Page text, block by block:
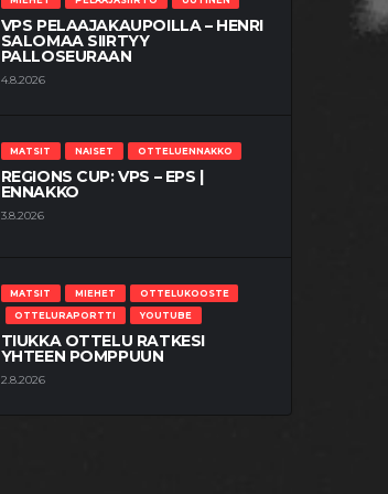
VPS PELAAJAKAUPOILLA – HENRI
SALOMAA SIIRTYY
PALLOSEURAAN
4.8.2026
MATSIT NAISET OTTELUENNAKKO
REGIONS CUP: VPS – EPS |
ENNAKKO
3.8.2026
MATSIT MIEHET
OTTELUKOOSTE
OTTELURAPORTTI
YOUTUBE
TIUKKA OTTELU RATKESI
YHTEEN POMPPUUN
2.8.2026